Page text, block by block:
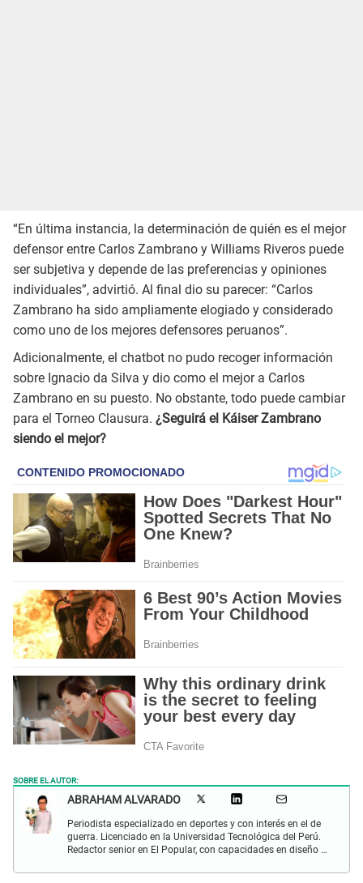
“En última instancia, la determinación de quién es el mejor
defensor entre Carlos Zambrano y Williams Riveros puede
ser subjetiva y depende de las preferencias y opiniones
individuales”, advirtió. Al final dio su parecer: “Carlos
Zambrano ha sido ampliamente elogiado y considerado
como uno de los mejores defensores peruanos”.
Adicionalmente, el chatbot no pudo recoger información
sobre Ignacio da Silva y dio como el mejor a Carlos
Zambrano en su puesto. No obstante, todo puede cambiar
para el Torneo Clausura. ¿Seguirá el Káiser Zambrano
siendo el mejor?
SOBRE EL AUTOR:
ABRAHAM ALVARADO
Periodista especializado en deportes y con interés en el de
guerra. Licenciado en la Universidad Tecnológica del Perú.
Redactor senior en El Popular, con capacidades en diseño y
cultural.